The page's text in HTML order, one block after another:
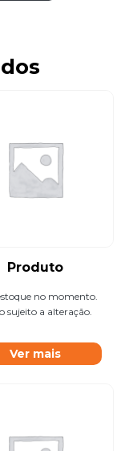
Produto
no momento.
sujeito a alteração.
Ver mais